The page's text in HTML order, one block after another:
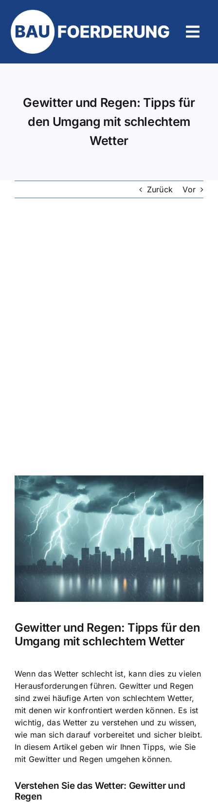
Inhalt
springen
Gewitter und Regen: Tipps für
den Umgang mit schlechtem
Wetter
Zurück Vor
Zeige
grösseres
Bild
Gewitter und Regen: Tipps für den
Umgang mit schlechtem Wetter
Wenn das Wetter schlecht ist, kann dies zu vielen
Herausforderungen führen. Gewitter und Regen
sind zwei häufige Arten von schlechtem Wetter,
mit denen wir konfrontiert werden können. Es ist
wichtig, das Wetter zu verstehen und zu wissen,
wie man sich darauf vorbereitet und sicher bleibt.
In diesem Artikel geben wir Ihnen Tipps, wie Sie
mit Gewitter und Regen umgehen können.
Verstehen Sie das Wetter: Gewitter und
Regen